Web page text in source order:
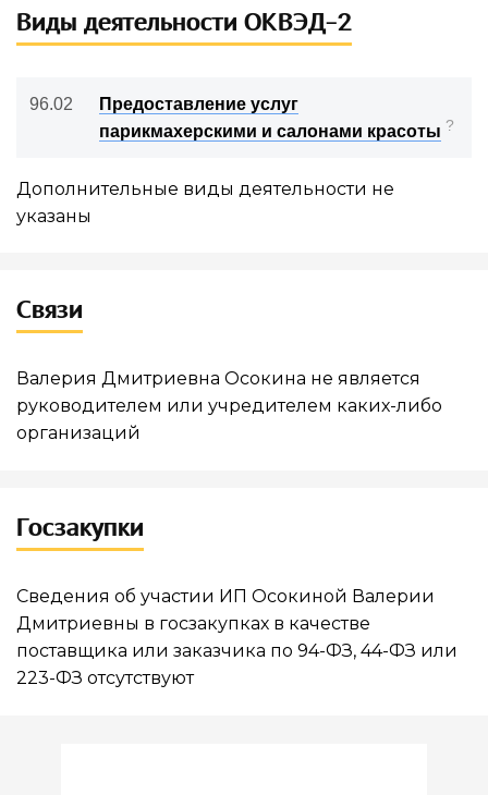
Виды деятельности ОКВЭД-2
96.02
Предоставление услуг
парикмахерскими и салонами красоты ?
Дополнительные виды деятельности не
указаны
Связи
Валерия Дмитриевна Осокина не является
руководителем или учредителем каких-либо
организаций
Госзакупки
Сведения об участии ИП Осокиной Валерии
Дмитриевны в госзакупках в качестве
поставщика или заказчика по 94-ФЗ, 44-ФЗ или
223-ФЗ отсутствуют